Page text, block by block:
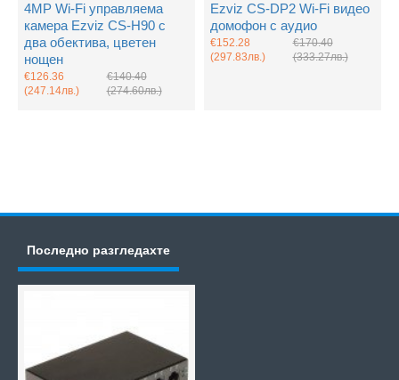
4MP Wi-Fi управляема
камера Ezviz CS-H90 с
два обектива, цветен
нощен
€126.36
(247.14лв.)
€140.40
(274.60лв.)
Ezviz CS-DP2 Wi-Fi видео
домофон с аудио
€152.28
(297.83лв.)
€170.40
(333.27лв.)
Последно разгледахте